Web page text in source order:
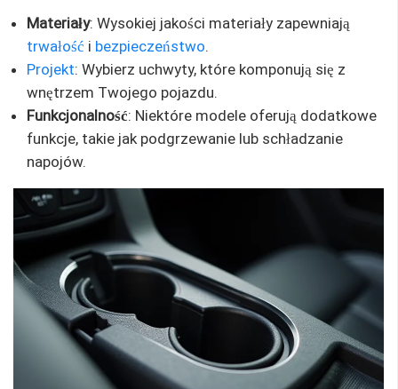
Materiały: Wysokiej jakości materiały zapewniają
trwałość i bezpieczeństwo.
Projekt: Wybierz uchwyty, które komponują się z
wnętrzem Twojego pojazdu.
Funkcjonalność: Niektóre modele oferują dodatkowe
funkcje, takie jak podgrzewanie lub schładzanie
napojów.